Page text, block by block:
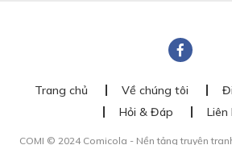
Trang chủ Về chúng tôi
Hỏi & Đáp
Liên
COMI © 2024 Comicola - Nền tảng truyện